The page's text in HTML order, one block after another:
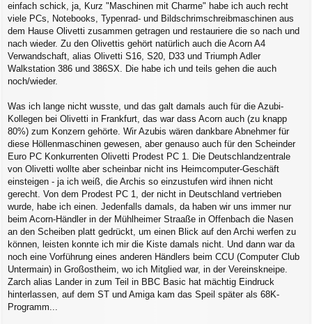
einfach schick, ja, Kurz "Maschinen mit Charme" habe ich auch recht
viele PCs, Notebooks, Typenrad- und Bildschrimschreibmaschinen aus
dem Hause Olivetti zusammen getragen und restauriere die so nach und
nach wieder. Zu den Olivettis gehört natürlich auch die Acorn A4
Verwandschaft, alias Olivetti S16, S20, D33 und Triumph Adler
Walkstation 386 und 386SX. Die habe ich und teils gehen die auch
noch/wieder.
Was ich lange nicht wusste, und das galt damals auch für die Azubi-
Kollegen bei Olivetti in Frankfurt, das war dass Acorn auch (zu knapp
80%) zum Konzern gehörte. Wir Azubis wären dankbare Abnehmer für
diese Höllenmaschinen gewesen, aber genauso auch für den Scheinder
Euro PC Konkurrenten Olivetti Prodest PC 1. Die Deutschlandzentrale
von Olivetti wollte aber scheinbar nicht ins Heimcomputer-Geschäft
einsteigen - ja ich weiß, die Archis so einzustufen wird ihnen nicht
gerecht. Von dem Prodest PC 1, der nicht in Deutschland vertrieben
wurde, habe ich einen. Jedenfalls damals, da haben wir uns immer nur
beim Acorn-Händler in der Mühlheimer Straaße in Offenbach die Nasen
an den Scheiben platt gedrückt, um einen Blick auf den Archi werfen zu
können, leisten konnte ich mir die Kiste damals nicht. Und dann war da
noch eine Vorführung eines anderen Händlers beim CCU (Computer Club
Untermain) in Großostheim, wo ich Mitglied war, in der Vereinskneipe.
Zarch alias Lander in zum Teil in BBC Basic hat mächtig Eindruck
hinterlassen, auf dem ST und Amiga kam das Speil später als 68K-
Programm...